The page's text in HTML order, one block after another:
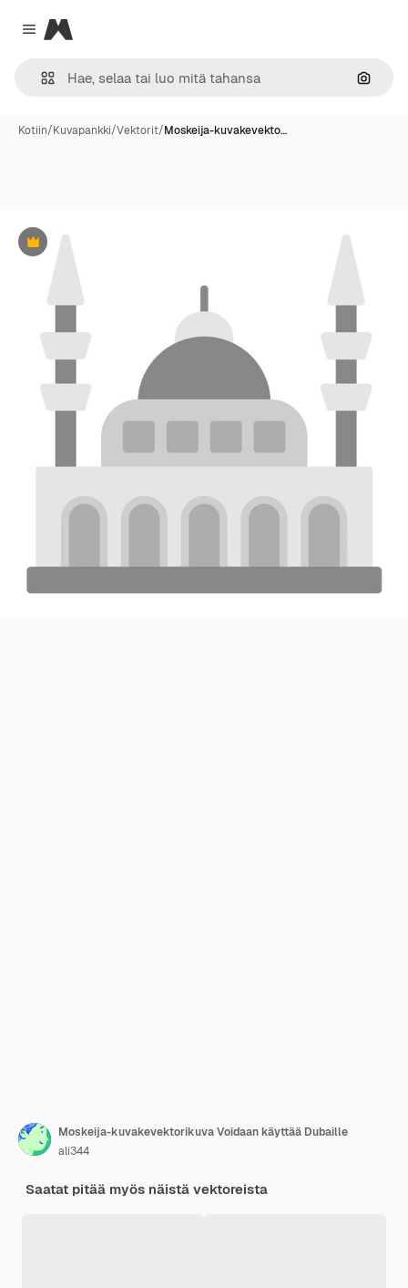
Close menu
Magnific
Hae
Kotiin/Kuvapankki/Vektorit/Moskeija-kuvakevekto…
Premium
Moskeija-kuvakevektorikuva Voidaan käyttää Dubaille
ali344
Saatat pitää myös näistä vektoreista